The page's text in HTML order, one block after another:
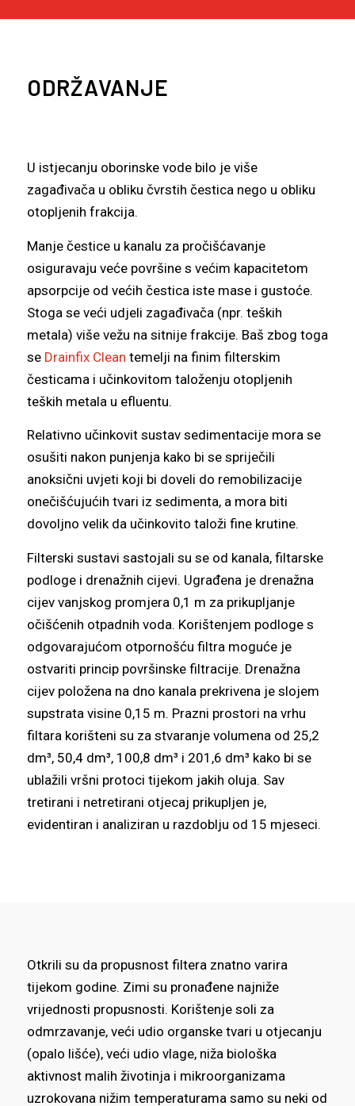
ODRŽAVANJE
raztopljenih trdnih delcev na
preskusni postaji.
U istjecanju oborinske vode bilo je više
zagađivača u obliku čvrstih čestica nego u obliku
otopljenih frakcija.
Manje čestice u kanalu za pročišćavanje
osiguravaju veće površine s većim kapacitetom
apsorpcije od većih čestica iste mase i gustoće.
Stoga se veći udjeli zagađivača (npr. teških
metala) više vežu na sitnije frakcije. Baš zbog toga
se Drainfix Clean temelji na finim filterskim
česticama i učinkovitom taloženju otopljenih
teških metala u efluentu.
Relativno učinkovit sustav sedimentacije mora se
osušiti nakon punjenja kako bi se spriječili
anoksični uvjeti koji bi doveli do remobilizacije
onečišćujućih tvari iz sedimenta, a mora biti
dovoljno velik da učinkovito taloži fine krutine.
Filterski sustavi sastojali su se od kanala, filtarske
podloge i drenažnih cijevi. Ugrađena je drenažna
cijev vanjskog promjera 0,1 m za prikupljanje
očišćenih otpadnih voda. Korištenjem podloge s
odgovarajućom otpornošću filtra moguće je
ostvariti princip površinske filtracije. Drenažna
cijev položena na dno kanala prekrivena je slojem
supstrata visine 0,15 m. Prazni prostori na vrhu
filtara korišteni su za stvaranje volumena od 25,2
dm³, 50,4 dm³, 100,8 dm³ i 201,6 dm³ kako bi se
ublažili vršni protoci tijekom jakih oluja. Sav
tretirani i netretirani otjecaj prikupljen je,
evidentiran i analiziran u razdoblju od 15 mjeseci.
Otkrili su da propusnost filtera znatno varira
tijekom godine. Zimi su pronađene najniže
vrijednosti propusnosti. Korištenje soli za
odmrzavanje, veći udio organske tvari u otjecanju
(opalo lišće), veći udio vlage, niža biološka
aktivnost malih životinja i mikroorganizama
uzrokovana nižim temperaturama samo su neki od